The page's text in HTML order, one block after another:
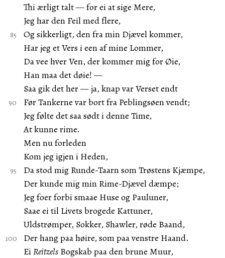
Thi ærligt talt — for ei at sige Mere,
Jeg har den Feil med flere,
Og sikkerligt, den fra min Djævel kommer,
Har jeg et Vers i een af mine Lommer,
Da vee hver Ven, der kommer mig for Øie,
Han maa det døie! —
Saa gik det her — ja, knap var Verset endt
Før Tankerne var bort fra Peblingsøen vendt;
Jeg følte det saa sødt i denne Time,
At kunne rime.
Men nu forleden
Kom jeg igjen i Heden,
Da stod mig Runde-Taarn som Trøstens Kjæmpe,
Der kunde mig min Rime-Djævel dæmpe;
Jeg foer forbi smaae Huse og Pauluner,
Saae ei til Livets brogede Kattuner,
Uldstrømper, Sokker, Shawler, røde Baand,
Der hang paa høire, som paa venstre Haand.
Ei ReitzelsBogskab paa den brune Muur,